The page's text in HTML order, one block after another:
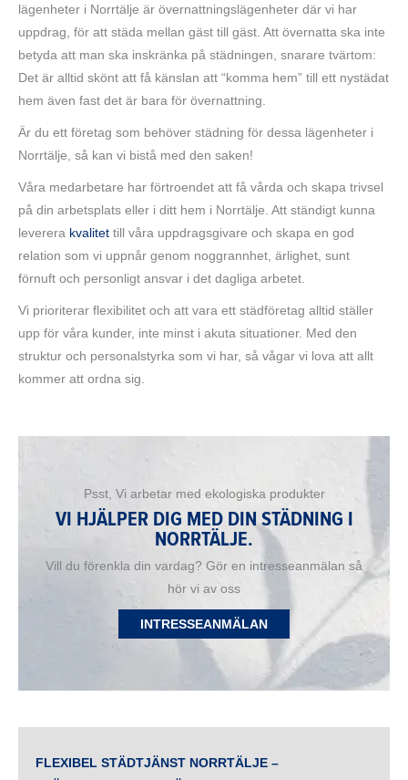
lägenheter i Norrtälje är övernattningslägenheter där vi har
uppdrag, för att städa mellan gäst till gäst. Att övernatta ska inte
betyda att man ska inskränka på städningen, snarare tvärtom:
Det är alltid skönt att få känslan att “komma hem” till ett nystädat
hem även fast det är bara för övernattning.
Är du ett företag som behöver städning för dessa lägenheter i
Norrtälje, så kan vi bistå med den saken!
Våra medarbetare har förtroendet att få vårda och skapa trivsel
på din arbetsplats eller i ditt hem i Norrtälje. Att ständigt kunna
leverera kvalitet till våra uppdragsgivare och skapa en god
relation som vi uppnår genom noggrannhet, ärlighet, sunt
förnuft och personligt ansvar i det dagliga arbetet.
Vi prioriterar flexibilitet och att vara ett städföretag alltid ställer
upp för våra kunder, inte minst i akuta situationer. Med den
struktur och personalstyrka som vi har, så vågar vi lova att allt
kommer att ordna sig.
Psst, Vi arbetar med ekologiska produkter
VI HJÄLPER DIG MED DIN STÄDNING I
NORRTÄLJE.
Vill du förenkla din vardag? Gör en intresseanmälan så
hör vi av oss
INTRESSEANMÄLAN
FLEXIBEL STÄDTJÄNST NORRTÄLJE –